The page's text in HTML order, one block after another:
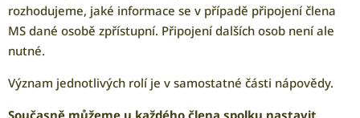
rozhodujeme, jaké informace se v případě připojení člena
MS dané osobě zpřístupní. Připojení dalších osob není ale
nutné.
Význam jednotlivých rolí je v samostatné části nápovědy.